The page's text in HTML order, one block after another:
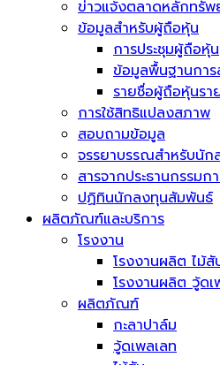
ข่าวแจ้งตลาดหลักทรั
ข้อมูลสำหรับผู้ถือหุ้น
การประชุมผู้ถือหุ้น
ข้อมูลพื้นฐานกา
รายชื่อผู้ถือหุ้นร
การใช้สิทธิแปลงสภาพ
สอบถามข้อมูล
จรรยาบรรณสำหรับนั
สารจากประธานกรรมก
ปฏิทินนักลงทุนสัมพันธ์
ผลิตภัณฑ์และบริการ
โรงงาน
โรงงานผลิต ไม้สั
โรงงานผลิต วู้ดเ
ผลิตภัณฑ์
กะลาปาล์ม
วู้ดเพลเลท